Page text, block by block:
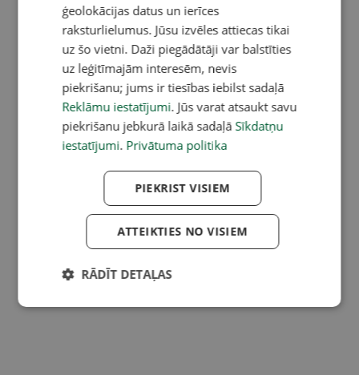
ģeolokācijas datus un ierīces
raksturlielumus. Jūsu izvēles attiecas tikai
uz šo vietni. Daži piegādātāji var balstīties
uz leģitīmajām interesēm, nevis
piekrišanu; jums ir tiesības iebilst sadaļā
Reklāmu iestatījumi. Jūs varat atsaukt savu
piekrišanu jebkurā laikā sadaļā Sīkdatņu
iestatījumi. Privātuma politika
PIEKRIST VISIEM
ATTEIKTIES NO VISIEM
RĀDĪT DETAĻAS